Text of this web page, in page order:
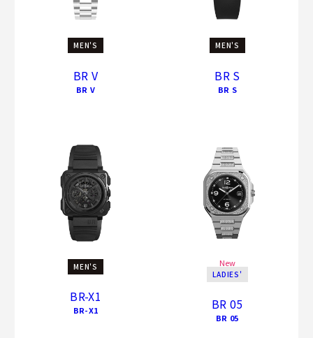
MEN'S
BR V
BR V
MEN'S
BR S
BR S
MEN'S
BR-X1
BR-X1
New
LADIES'
BR 05
BR 05